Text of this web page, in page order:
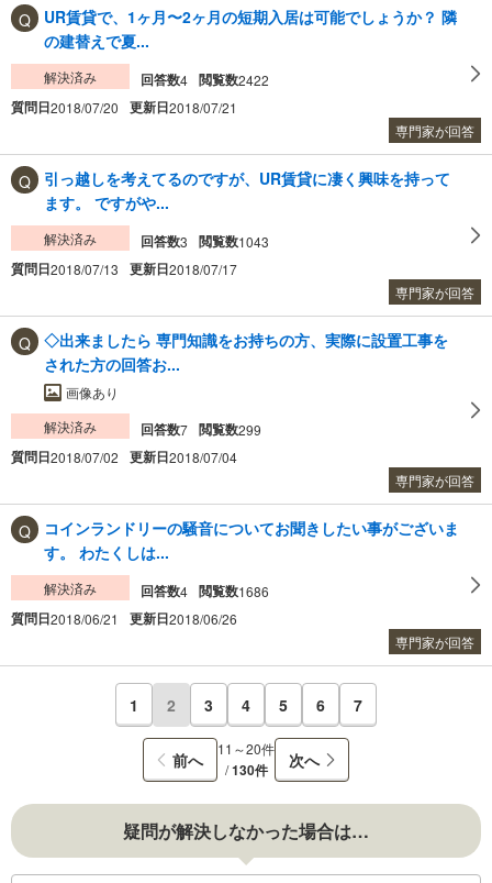
UR賃貸で、1ヶ月〜2ヶ月の短期入居は可能でしょうか？ 隣
の建替えで夏...
解決済み 回答数4 閲覧数2422
質問日2018/07/20 更新日2018/07/21
専門家が回答
引っ越しを考えてるのですが、UR賃貸に凄く興味を持って
ます。 ですがや...
解決済み 回答数3 閲覧数1043
質問日2018/07/13 更新日2018/07/17
専門家が回答
◇出来ましたら 専門知識をお持ちの方、実際に設置工事を
された方の回答お...
画像あり
解決済み
回答数7 閲覧数299
質問日2018/07/02 更新日2018/07/04
専門家が回答
コインランドリーの騒音についてお聞きしたい事がございま
す。 わたくしは...
解決済み 回答数4 閲覧数1686
質問日2018/06/21 更新日2018/06/26
専門家が回答
1 2 3 4 5 6 7
前へ
11～20件
/130件 次へ
疑問が解決しなかった場合は…